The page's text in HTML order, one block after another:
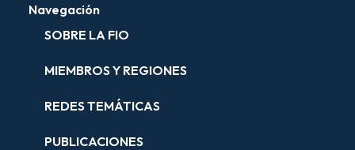
Navegación
SOBRE LA FIO
MIEMBROS Y REGIONES
REDES TEMÁTICAS
PUBLICACIONES